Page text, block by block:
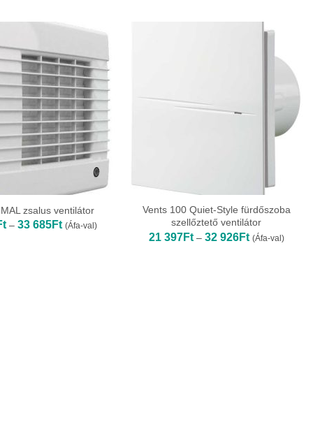
040Ft
178
792Ft
zsalus ventilátor
– 33 685FtÁrtartomány:
19
(Áfa-val)
Vents 100 Quiet-Style fürdőszoba
szellőztető ventilátor
21 397Ft – 32 926FtÁrtartomány:
21
(Áfa-val)